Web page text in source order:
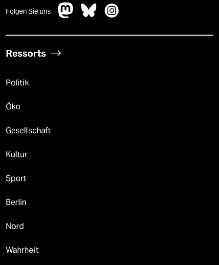
Folgen Sie uns
Ressorts
Politik
Öko
Gesellschaft
Kultur
Sport
Berlin
Nord
Wahrheit